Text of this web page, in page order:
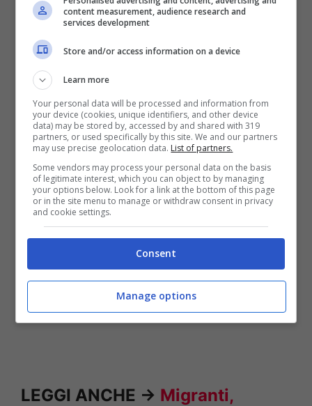
Nemanja Gudelj, che ha poi
annunciato: “Confermo di essere positivo al
Covid-19 e volevo informarvi che sto
benissimo, non ho alcun sintomo. Spero di
tornare presto con i miei compagni di
squadra e di essere in grado di aiutare il club
a raggiungere l’obiettivo in questo finale di
stagione”.
LEGGI ANCHE -> Migranti,
content measurement, audience research and
services development
Store and/or access information on a device
Learn more
Your personal data will be processed and information from
your device (cookies, unique identifiers, and other device
data) may be stored by, accessed by and shared with 319
partners, or used specifically by this site. We and our partners
may use precise geolocation data. List of partners.
Some vendors may process your personal data on the basis
of legitimate interest, which you can object to by managing
your options below. Look for a link at the bottom of this page
or in the site menu to manage or withdraw consent in privacy
and cookie settings.
Consent
Manage options